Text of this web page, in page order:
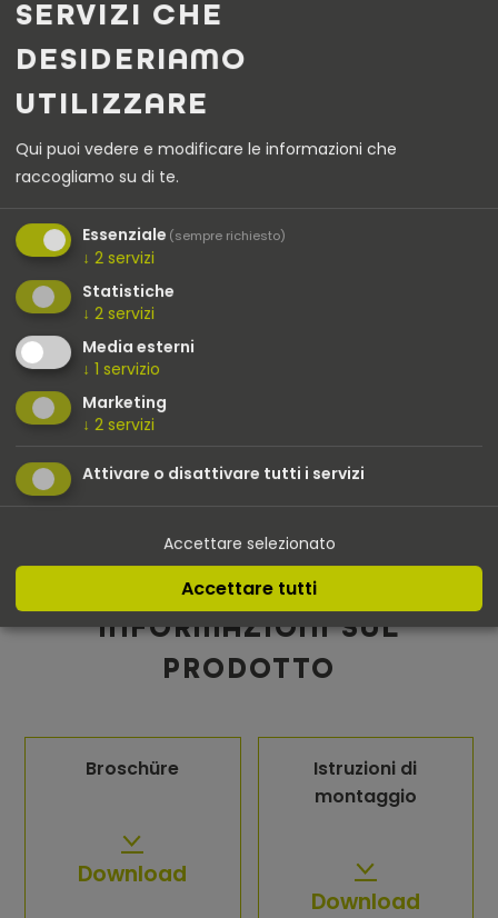
TwinCharger Vision – Stazione di
ricarica E-Bike moderna a Falzes
Alle referenze
INFORMAZIONI SUL
PRODOTTO
Broschüre
Download
Istruzioni di
montaggio
Download
SERVIZI CHE
DESIDERIAMO
UTILIZZARE
Qui puoi vedere e modificare le informazioni che
raccogliamo su di te.
Essenziale (sempre richiesto)
↓ 2 servizi
Statistiche
↓ 2 servizi
Media esterni
↓ 1 servizio
Marketing
↓ 2 servizi
Attivare o disattivare tutti i servizi
Accettare selezionato
Accettare tutti